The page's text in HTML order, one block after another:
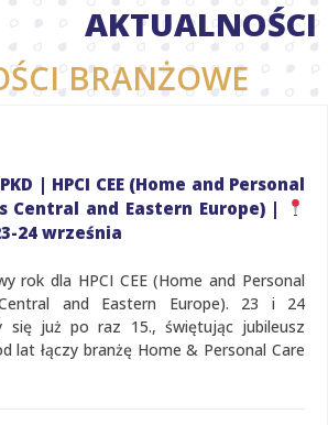
AKTUALNOŚCI
BRANŻOWE
| HPCI CEE (Home and Personal
Central and Eastern Europe) |
24 września
rok dla HPCI CEE (Home and Personal
and Eastern Europe). 23 i 24
się już po raz 15., świętując jubileusz
lat łączy branżę Home & Personal Care